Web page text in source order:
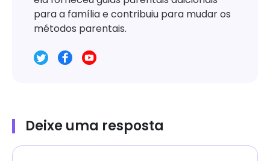
para a família e contribuiu para mudar os
métodos parentais.
Deixe uma resposta